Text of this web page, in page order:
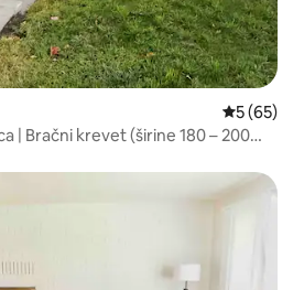
Prosječna
5 (65)
| Bračni krevet (širine 180 – 200